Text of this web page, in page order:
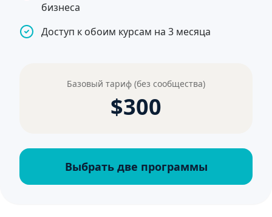
бизнеса
Доступ к обоим курсам на 3 месяца
Базовый тариф (без сообщества)
$300
Выбрать две программы